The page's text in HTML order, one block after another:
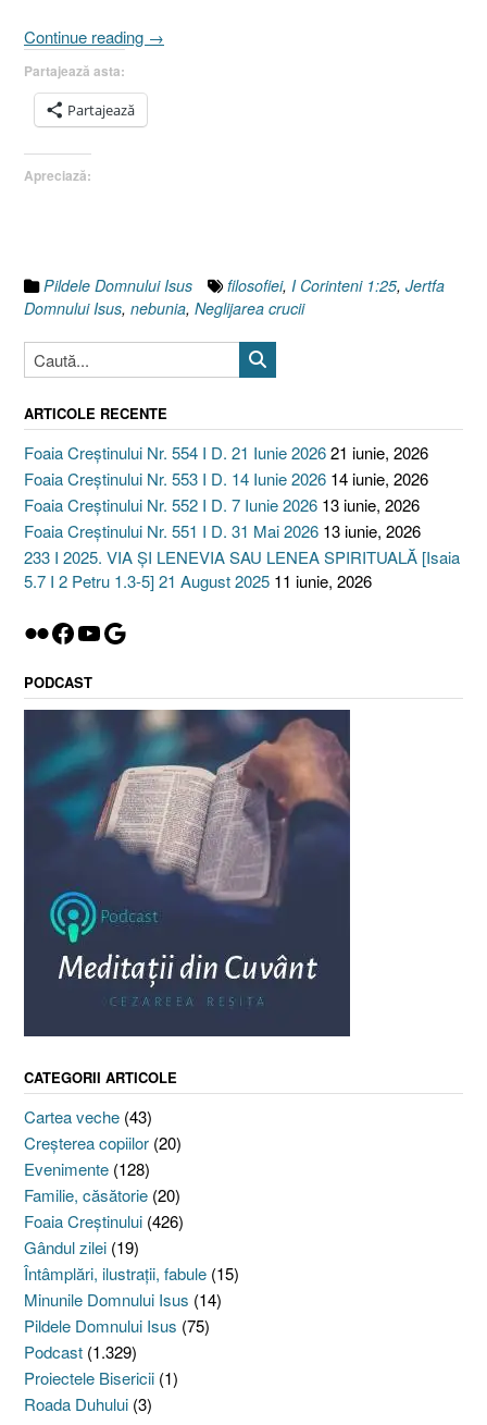
Continue reading „Pilda
douăsprezece
Neglijarea
crucii
/
Jertfei
în
favoarea
filosofiei
(I
Corinteni
1:25)”
→
Partajează asta:
Partajează
Apreciază:
Pildele Domnului Isus filosofiei, I Corinteni 1:25, Jertfa
Domnului Isus, nebunia, Neglijarea crucii
ARTICOLE RECENTE
Foaia Creștinului Nr. 554 I D. 21 Iunie 202621 iunie, 2026
Foaia Creștinului Nr. 553 I D. 14 Iunie 2026 14 iunie, 2026
Foaia Creștinului Nr. 552 I D. 7 Iunie 2026 13 iunie, 2026
Foaia Creștinului Nr. 551 I D. 31 Mai 2026 13 iunie, 2026
233 I 2025. VIA ȘI LENEVIA SAU LENEA SPIRITUALĂ [Isaia
5.7 I 2 Petru 1.3-5] 21 August 2025 11 iunie, 2026
Flickr
Facebook
YouTube
Google
PODCAST
CATEGORII ARTICOLE
Cartea veche (43)
Creşterea copiilor (20)
Evenimente (128)
Familie, căsătorie (20)
Foaia Creştinului (426)
Gândul zilei (19)
Întâmplări, ilustraţii, fabule (15)
Minunile Domnului Isus (14)
Pildele Domnului Isus (75)
Podcast (1.329)
Proiectele Bisericii (1)
Roada Duhului (3)